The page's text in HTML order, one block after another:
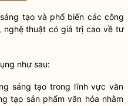
tạo và phổ biến các công
nghệ thuật có giá trị cao về tư
như sau:
sáng tạo trong lĩnh vực văn
tạo sản phẩm văn hóa nhằm